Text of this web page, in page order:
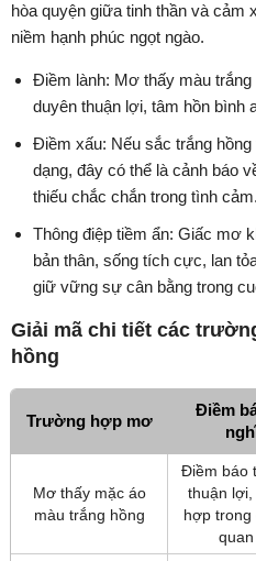
hòa quyện giữa tinh thần và cảm
niềm hạnh phúc ngọt ngào.
Điềm lành: Mơ thấy màu
duyên thuận lợi, tâm hồn bình
Điềm xấu: Nếu sắc trắng
dạng, đây có thể là cảnh báo
thiếu chắc chắn trong tình cảm.
Thông điệp tiềm ẩn: Giấc mơ
bản thân, sống tích cực, lan
giữ vững sự cân bằng trong
Giải mã chi tiết các
hồng
Trường hợp mơ
Điềm
Mơ thấy mặc áo
màu trắng hồng
Điềm báo
thuận
hợp trong